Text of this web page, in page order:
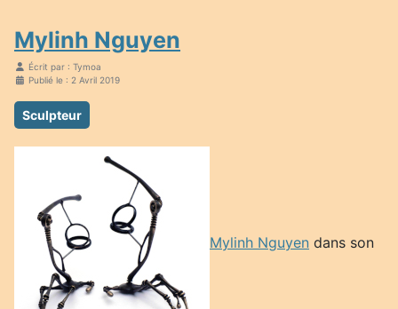
Mylinh Nguyen
Écrit par : Tymoa
Publié le : 2 Avril 2019
Sculpteur
Mylinh Nguyen dans son